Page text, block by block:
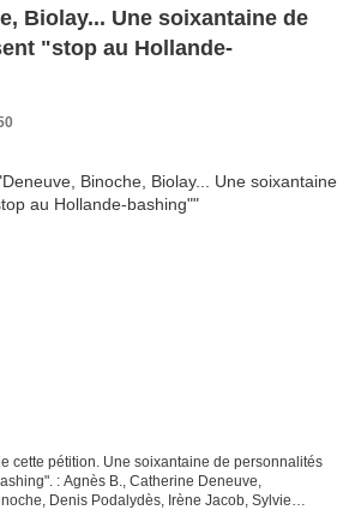
Biolay... Une soixantaine de
"stop au Hollande-
cette pétition. Une soixantaine de personnalités
: Agnès B., Catherine Deneuve,
Denis Podalydès, Irène Jacob, Sylvie